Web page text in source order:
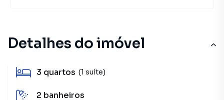
Detalhes do imóvel
3 quartos (1 suíte)
2 banheiros